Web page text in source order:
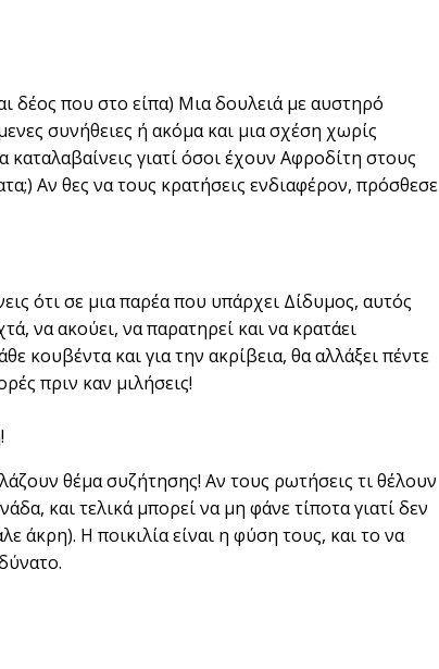
δέος που στο είπα) Μια δουλειά με αυστηρό
συνήθειες ή ακόμα και μια σχέση χωρίς
γιατί όσοι έχουν Αφροδίτη στους
Αν θες να τους κρατήσεις ενδιαφέρον, πρόσθεσε
ότι σε μια παρέα που υπάρχει Δίδυμος, αυτός
να ακούει, να παρατηρεί και να κρατάει
κουβέντα και για την ακρίβεια, θα αλλάξει πέντε
πριν καν μιλήσεις!
θέμα συζήτησης! Αν τους ρωτήσεις τι θέλουν
και τελικά μπορεί να μη φάνε τίποτα γιατί δεν
άκρη). Η ποικιλία είναι η φύση τους, και το να